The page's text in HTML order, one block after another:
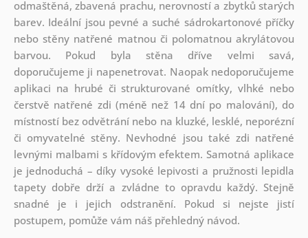
odmaštěná, zbavená prachu, nerovností a zbytků starých
barev. Ideální jsou pevné a suché sádrokartonové příčky
nebo stěny natřené matnou či polomatnou akrylátovou
barvou. Pokud byla stěna dříve velmi savá,
doporučujeme ji napenetrovat. Naopak nedoporučujeme
aplikaci na hrubé či strukturované omítky, vlhké nebo
čerstvě natřené zdi (méně než 14 dní po malování), do
místností bez odvětrání nebo na kluzké, lesklé, neporézní
či omyvatelné stěny. Nevhodné jsou také zdi natřené
levnými malbami s křídovým efektem. Samotná aplikace
je jednoduchá – díky vysoké lepivosti a pružnosti lepidla
tapety dobře drží a zvládne to opravdu každý. Stejně
snadné je i jejich odstranění. Pokud si nejste jistí
postupem, pomůže vám náš přehledný návod.